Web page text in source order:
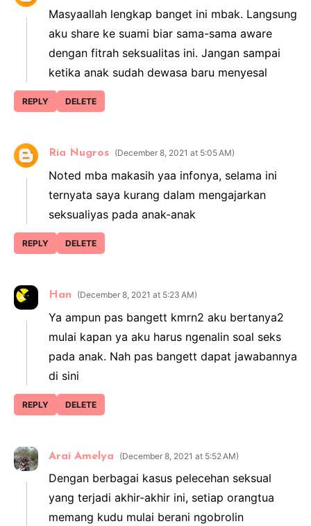
Masyaallah lengkap banget ini mbak. Langsung
aku share ke suami biar sama-sama aware
dengan fitrah seksualitas ini. Jangan sampai
ketika anak sudah dewasa baru menyesal
REPLY DELETE
Ria Nugros December 8, 2021 at 5:05 AM
Noted mba makasih yaa infonya, selama ini
ternyata saya kurang dalam mengajarkan
seksualiyas pada anak-anak
REPLY DELETE
Han December 8, 2021 at 5:23 AM
Ya ampun pas bangett kmrn2 aku bertanya2
mulai kapan ya aku harus ngenalin soal seks
pada anak. Nah pas bangett dapat jawabannya
di sini
REPLY DELETE
Arai Amelya December 8, 2021 at 5:52 AM
Dengan berbagai kasus pelecehan seksual
yang terjadi akhir-akhir ini, setiap orangtua
memang kudu mulai berani ngobrolin